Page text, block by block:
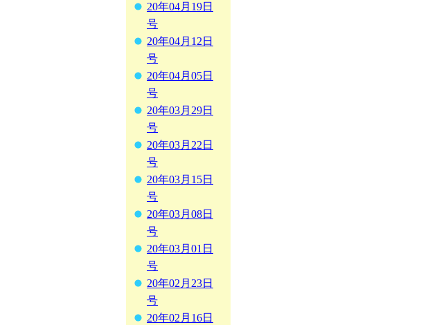
20年04月19日
号
20年04月12日
号
20年04月05日
号
20年03月29日
号
20年03月22日
号
20年03月15日
号
20年03月08日
号
20年03月01日
号
20年02月23日
号
20年02月16日